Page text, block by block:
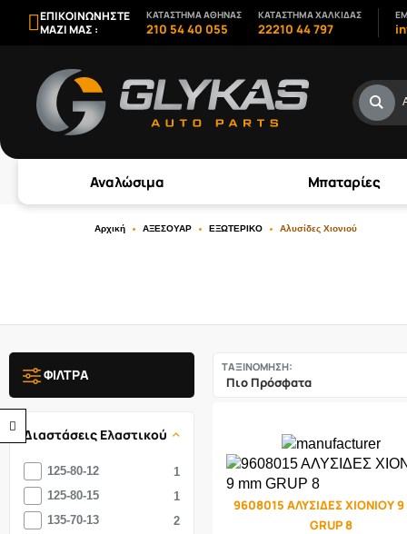
Προσβασιμότητα
ΕΠΙΚΟΙΝΩΝΗΣΤΕ
ΜΑΖΙ ΜΑΣ :
ΚΑΤΑΣΤΗΜΑ ΑΘΗΝΑΣ
210 54 40 055
ΚΑΤΑΣΤΗΜΑ ΧΑΛΚΙΔΑΣ
22210 44 797
Αναλώσιμα Μπαταρίες
Αρχική ΑΞΕΣΟΥΑΡ ΕΞΩΤΕΡΙΚΟ Αλυσίδες Χιονιού
ΦΙΛΤΡΑ
Διαστάσεις Ελαστικού
125-80-12
1
125-80-15
1
135-70-13
2
ΤΑΞΙΝΟΜΗΣΗ:
9608015 ΑΛΥΣΙΔΕΣ ΧΙΟΝΙΟΥ 9
GRUP 8